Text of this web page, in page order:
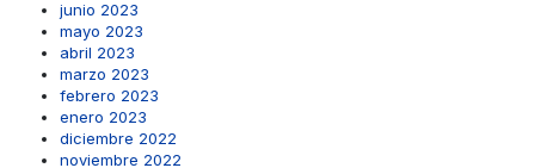
junio 2023
mayo 2023
abril 2023
marzo 2023
febrero 2023
enero 2023
diciembre 2022
noviembre 2022